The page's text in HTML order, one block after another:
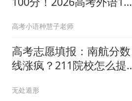
高考小语种慧子老师
高考志愿填报：南航分数
线涨疯？211院校怎么提
无处遁形